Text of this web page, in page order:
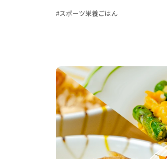
スポーツ栄養ごはん